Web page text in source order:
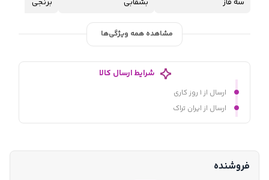
مشاهده همه ویژگی‌ها
شرایط ارسال کالا
ارسال از ۱ روز کاری
ارسال از ایران تراک
فروشنده